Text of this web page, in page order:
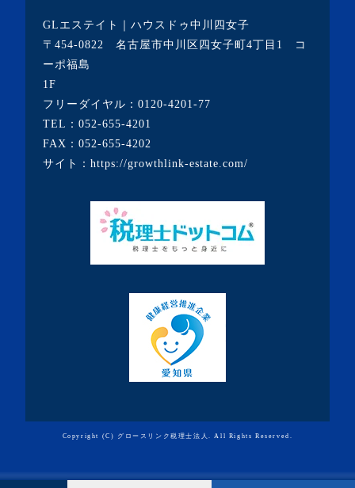
・2021年1月(3記事)
・2020年12月(7記事)
・2020年11月(5記事)
・2020年10月(3記事)
・2020年9月(8記事)
・2020年8月(5記事)
・2020年7月(6記事)
・2020年6月(9記事)
・2020年5月(5記事)
・2020年3月(7記事)
・2020年2月(3記事)
・2019年11月(7記事)
GLエステイト｜ハウスドゥ中川四女子
〒454-0822 名古屋市中川区四女子町4丁目1 コ
ーポ福島
1F
フリーダイヤル： 0120-4201-77
TEL： 052-655-4201
FAX：052-655-4202
サイト： https://growthlink-estate.com/
Copyright (C) グロースリンク税理士法人. All Rights Reserved.